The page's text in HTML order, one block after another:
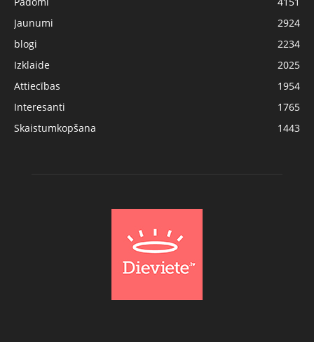
Jaunumi
2924
blogi
2234
Izklaide
2025
Attiecības
1954
Interesanti
1765
Skaistumkopšana
1443